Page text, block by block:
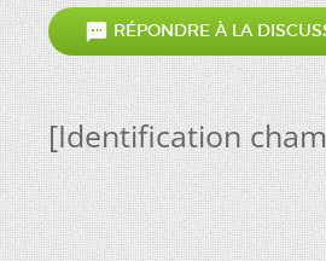
 RÉPONDRE À LA
[Identification